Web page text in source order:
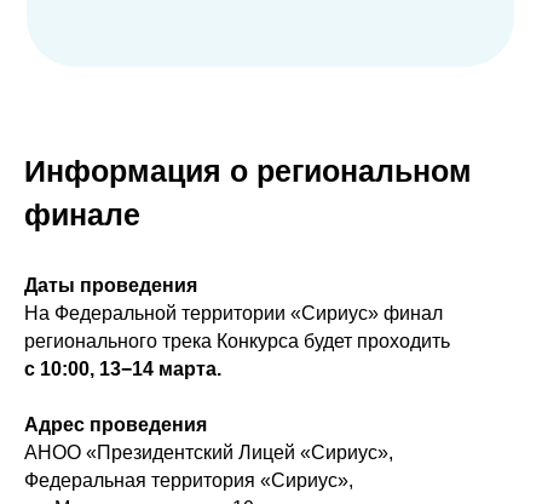
Информация о региональном
финале
Даты проведения
На Федеральной территории «Сириус» финал
регионального трека Конкурса будет проходить
с 10:00, 13−14 марта.
Адрес проведения
АНОО «Президентский Лицей «Сириус»,
Федеральная территория «Сириус»,